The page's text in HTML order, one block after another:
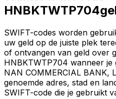
SWIFT-codes worden
uw geld op de juiste plek
of ontvangen van geld over
HNBKTWTP704 wanneer
NAN COMMERCIAL BANK,
genoemde adres, stad en
SWIFT-code die je gebruikt